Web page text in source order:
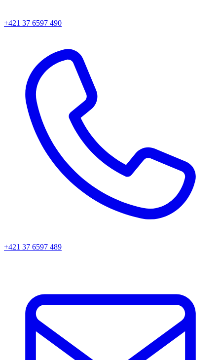
+421 37 6597 490
+421 37 6597 489